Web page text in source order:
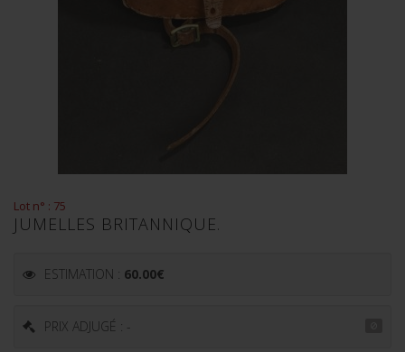
Lot n° : 75
JUMELLES BRITANNIQUE.
ESTIMATION : 60.00€
PRIX ADJUGÉ : -